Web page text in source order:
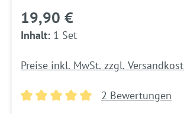
19,90 €
Inhalt: 1 Set
Preise inkl. MwSt. zzgl.
2 Bewertungen